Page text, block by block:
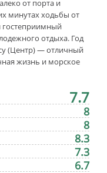
от порта и
минутах ходьбы от
гостеприимный
отдыха. Год
(Центр) — отличный
жизнь и морское
7.7
8
8
8.3
7.3
6.7